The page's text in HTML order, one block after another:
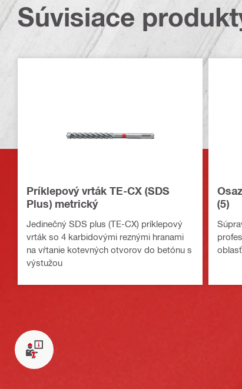
Súvisiace
Príklepový vrták TE-CX (SDS
Plus) metrický
Jedinečný SDS plus (TE-CX) príklepový
vrták so 4 karbidovými reznými hranami
na vŕtanie kotevných otvorov do betónu s
výstužou
(5)